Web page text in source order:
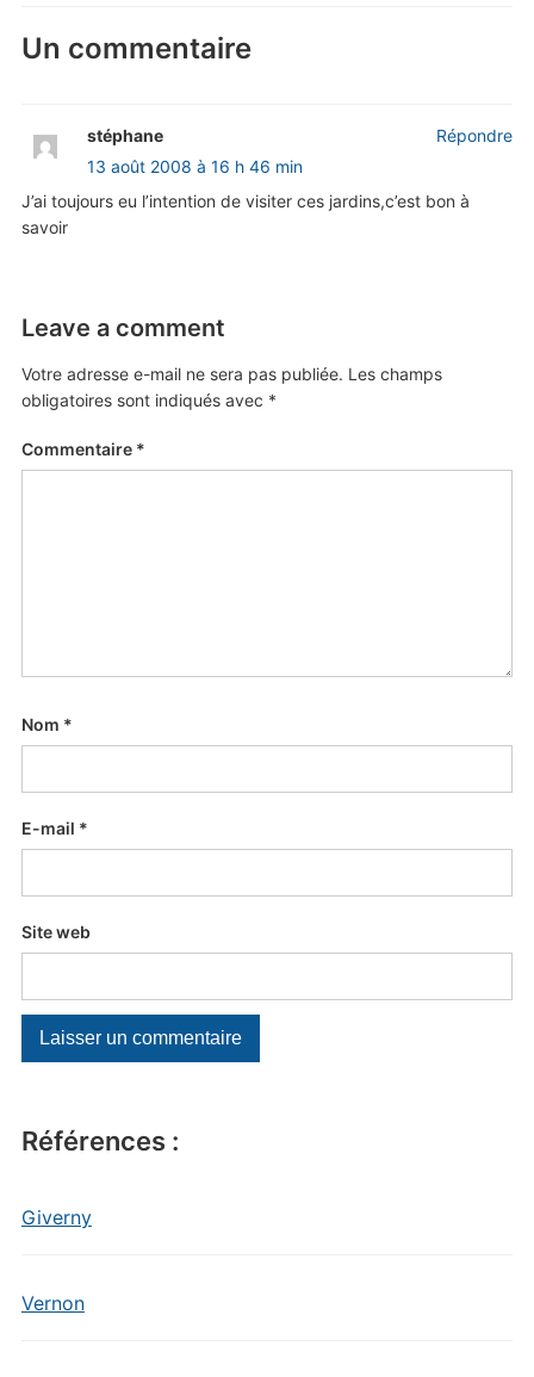
Références :
Giverny
Vernon
Un commentaire
stéphane
13 août 2008 à 16 h 46 min
J’ai toujours eu l’intention de visiter ces jardins,c’est bon à
savoir
Répondre
Leave a comment
Votre adresse e-mail ne sera pas publiée. Les champs
obligatoires sont indiqués avec *
Commentaire *
Nom *
E-mail *
Site web